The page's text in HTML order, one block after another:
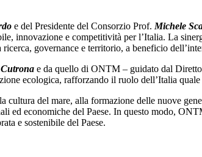
e del Presidente del Consorzio Prof. Michele
innovazione e competitività per l’Italia. La
governance e territorio, a beneficio
e da quello di ONTM – guidato dal
ecologica, rafforzando il ruolo dell’Italia
del mare, alla formazione delle nuove
ed economiche del Paese. In questo modo,
e sostenibile del Paese.